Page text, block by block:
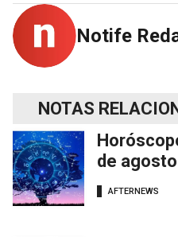
Notife
NOTAS
de agosto
AFTERNEWS